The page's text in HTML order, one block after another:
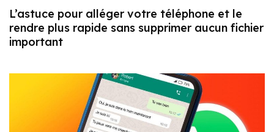
L’astuce pour alléger votre téléphone et le
rendre plus rapide sans supprimer aucun fichier
important